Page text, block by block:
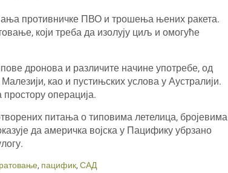
противничке ПВО и трошења њених ракета.
који треба да изолују циљ и омогуће
дронова и различите начине употребе, од
као и пустињских услова у Аустралији.
операција.
питања о типовима летелица, бројевима
да америчка војска у Пацифику убрзано
, пацифик, САД